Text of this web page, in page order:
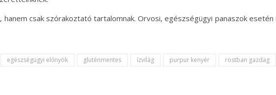
csak szórakoztató tartalomnak. Orvosi, egészségügyi panaszok esetén
egészségügyi előnyök gluténmentes ízvilág purpur kenyér rostban gazdag